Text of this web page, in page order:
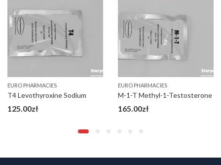
EURO PHARMACIES
T4 Levothyroxine Sodium
125.00zł
EURO PHARMACIES
M-1-T Methyl-1-Testosterone
165.00zł